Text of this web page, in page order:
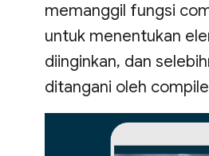
memanggil fungsi
untuk menentukan
diinginkan, dan
ditangani oleh